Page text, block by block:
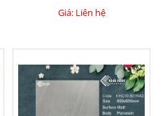
Giá: Liên hệ